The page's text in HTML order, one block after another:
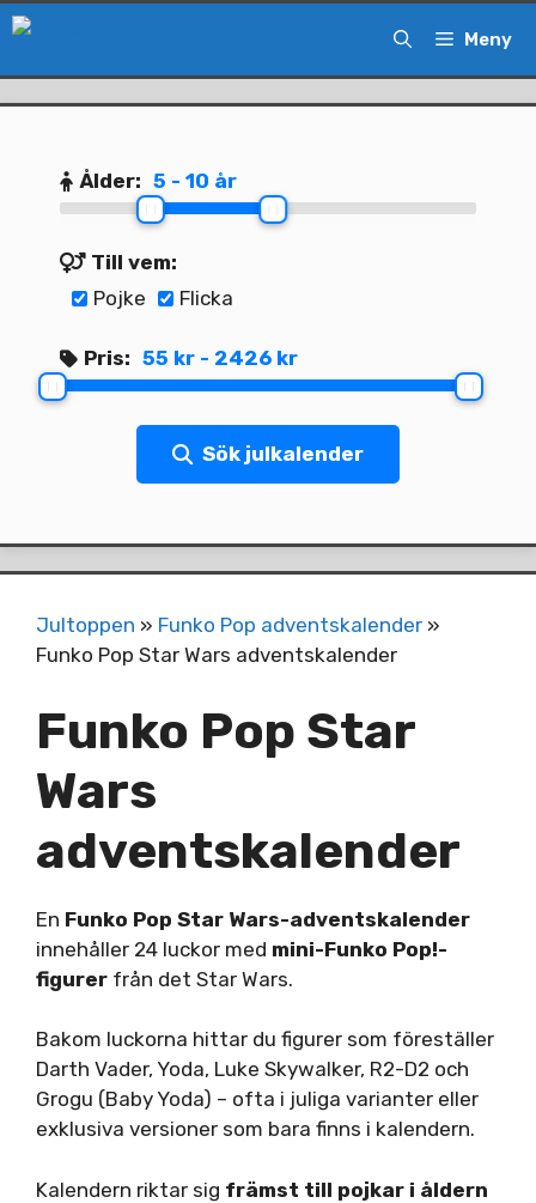
Hoppa
innehåll
Meny
Ålder: 5 - 10 år
Till vem:
Pojke
Flicka
Pris: 55 kr - 2426 kr
Sök julkalender
Jultoppen » Funko Pop adventskalender »
Funko Pop Star Wars adventskalender
Funko Pop Star
Wars
adventskalender
En Funko Pop Star Wars-adventskalender
innehåller 24 luckor med mini-Funko Pop!-
figurer från det Star Wars.
Bakom luckorna hittar du figurer som föreställer
Darth Vader, Yoda, Luke Skywalker, R2-D2 och
Grogu (Baby Yoda) – ofta i juliga varianter eller
exklusiva versioner som bara finns i kalendern.
Kalendern riktar sig främst till pojkar i åldern